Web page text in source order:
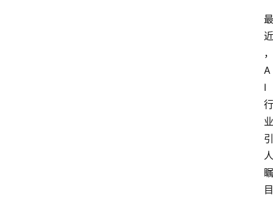
最
近
，
A
I
行
业
引
人
瞩
目